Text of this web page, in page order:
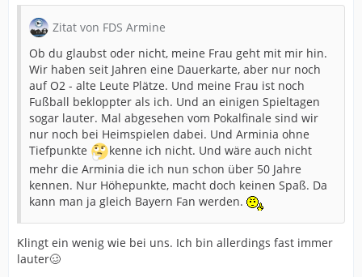
Zitat von FDS Armine
Ob du glaubst oder nicht, meine Frau geht mit mir hin.
Wir haben seit Jahren eine Dauerkarte, aber nur noch
auf O2 - alte Leute Plätze. Und meine Frau ist noch
Fußball bekloppter als ich. Und an einigen Spieltagen
sogar lauter. Mal abgesehen vom Pokalfinale sind wir
nur noch bei Heimspielen dabei. Und Arminia ohne
Tiefpunkte
kenne ich nicht. Und wäre auch nicht
mehr die Arminia die ich nun schon über 50 Jahre
kennen. Nur Höhepunkte, macht doch keinen Spaß. Da
kann man ja gleich Bayern Fan werden.
Klingt ein wenig wie bei uns. Ich bin allerdings fast immer
lauter🥴